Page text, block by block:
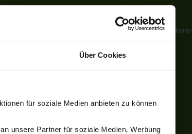
Über Cookies
für soziale Medien anbieten zu können
unsere Partner für soziale Medien, Werbung
Group
Contact KRONE
Customer service
Find your KRONE dealer